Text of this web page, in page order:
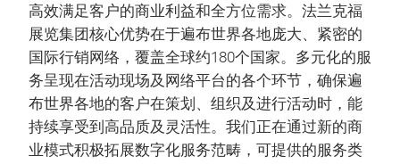
高效满足客户的商业利益和全方位需求。法兰克福
展览集团核心优势在于遍布世界各地庞大、紧密的
国际行销网络，覆盖全球约180个国家。多元化的服
务呈现在活动现场及网络平台的各个环节，确保遍
布世界各地的客户在策划、组织及进行活动时，能
持续享受到高品质及灵活性。我们正在通过新的商
业模式积极拓展数字化服务范畴，可提供的服务类